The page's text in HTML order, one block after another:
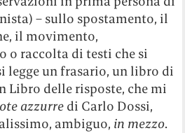
– sullo spostamento, il
il movimento,
o raccolta di testi che si
legge un frasario, un libro di
Libro delle risposte, che mi
azzurre di Carlo Dossi,
ambiguo, in mezzo.